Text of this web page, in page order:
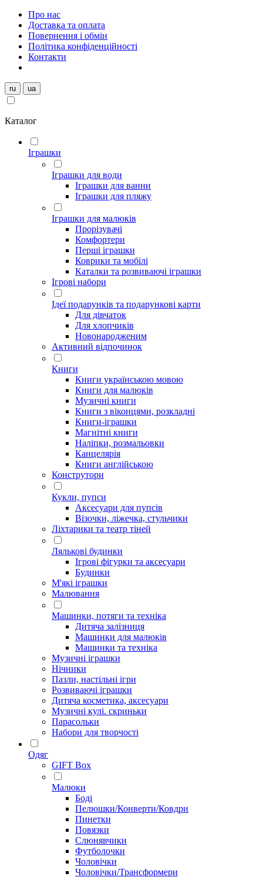
Про нас
Доставка та оплата
Повернення і обмін
Політика конфіденційності
Контакти
ru ua
Каталог
Іграшки
Іграшки для води
Іграшки для ванни
Іграшки для пляжу
Іграшки для малюків
Прорізувачі
Комфортери
Перші іграшки
Коврики та мобілі
Каталки та розвиваючі іграшки
Ігрові набори
Ідеї ​​подарунків та подарункові карти
Для дівчаток
Для хлопчиків
Новонародженим
Активний відпочинок
Книги
Книги українською мовою
Книги для малюків
Музичні книги
Книги з віконцями, розкладні
Книги-іграшки
Магнітні книги
Наліпки, розмальовки
Канцелярія
Книги англійською
Конструтори
Кукли, пупси
Аксесуари для пупсів
Візочки, ліжечка, стульчики
Ліхтарики та театр тіней
Лялькові будинки
Ігрові фігурки та аксесуари
Будинки
М'які іграшки
Малювання
Машинки, потяги та техніка
Дитяча залізниця
Машинки для малюків
Машинки та техніка
Музичні іграшки
Нічники
Пазли, настільні ігри
Розвиваючі іграшки
Дитяча косметика, аксесуари
Музичні кулі. скриньки
Парасольки
Набори для творчості
Одяг
GIFT Box
Малюки
Боді
Пелюшки/Конверти/Ковдри
Пинетки
Повязки
Слюнявчики
Футболочки
Чоловічки
Чоловічки/Трансформери